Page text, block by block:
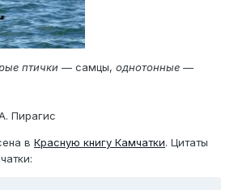
птички — самцы, однотонные —
Пирагис
в Красную книгу Камчатки. Цитаты